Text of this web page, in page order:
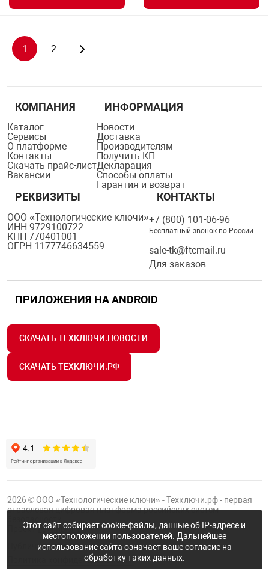
1 2
КОМПАНИЯ
Каталог
Сервисы
О платформе
Контакты
Скачать прайс-лист
Вакансии
ИНФОРМАЦИЯ
Новости
Доставка
Производителям
Получить КП
Декларация
Способы оплаты
Гарантия и возврат
РЕКВИЗИТЫ
ООО «Технологические ключи»
ИНН 9729100722
КПП 770401001
ОГРН 1177746634559
КОНТАКТЫ
+7 (800) 101-06-96
Бесплатный звонок по России
sale-tk@ftcmail.ru
Для заказов
ПРИЛОЖЕНИЯ НА ANDROID
СКАЧАТЬ ТЕХКЛЮЧИ.НОВОСТИ
СКАЧАТЬ ТЕХКЛЮЧИ.РФ
2026 © ООО «Технологические ключи» - Техключи.рф - первая
отраслевая цифровая платформа российских систем
ПроектГруппы ФТК
Публичная оферта
Политика конфиденциальности
Этот сайт собирает cookie-файлы, данные об IP-адресе и
местоположении пользователей. Дальнейшее
использование сайта означает ваше согласие на
обработку таких данных.